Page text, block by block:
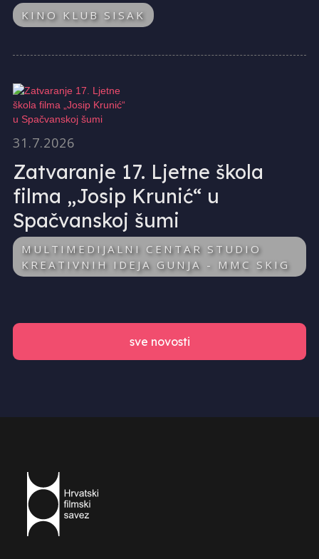
KINO KLUB SISAK
31.7.2026
Zatvaranje 17. Ljetne škola
filma „Josip Krunić“ u
Spačvanskoj šumi
MULTIMEDIJALNI CENTAR STUDIO
KREATIVNIH IDEJA GUNJA - MMC SKIG
sve novosti